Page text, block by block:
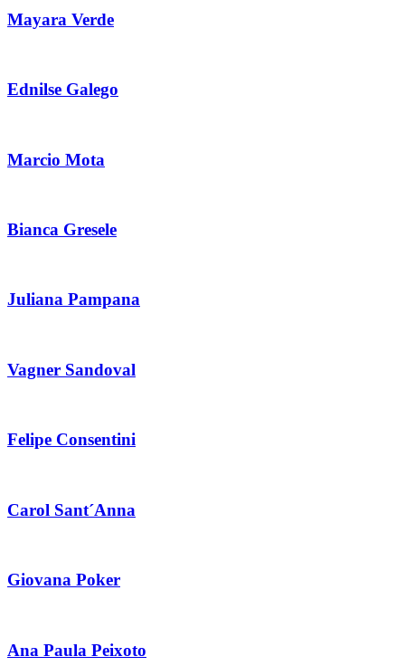
Mayara Verde
Ednilse Galego
Marcio Mota
Bianca Gresele
Juliana Pampana
Vagner Sandoval
Felipe Consentini
Carol Sant´Anna
Giovana Poker
Ana Paula Peixoto